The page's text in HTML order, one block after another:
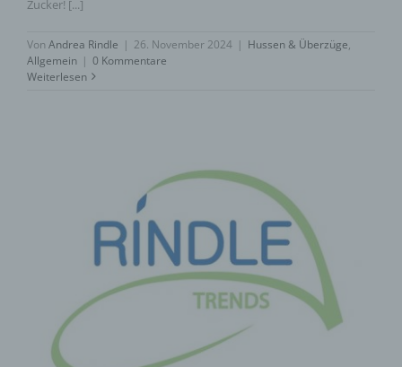
Zucker! [...]
Von Andrea Rindle | 26. November 2024 | Hussen & Überzüge,
Allgemein | 0 Kommentare
Weiterlesen